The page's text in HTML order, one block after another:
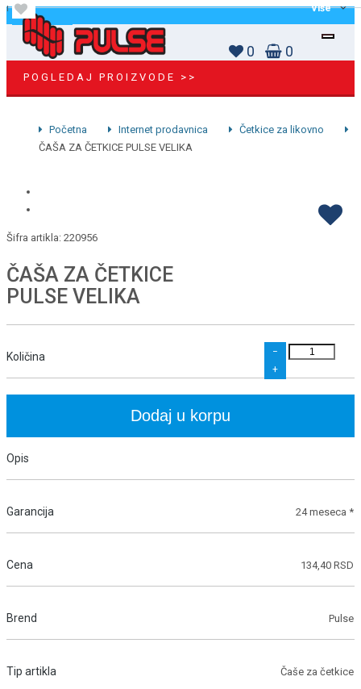
Više
0 0
POGLEDAJ PROIZVODE >>
Početna Internet prodavnica
Četkice za likovno
ČAŠA ZA ČETKICE PULSE VELIKA
Šifra artikla: 220956
ČAŠA ZA ČETKICE
PULSE VELIKA
Količina
−
+
Dodaj u korpu
Opis
Garancija 24 meseca *
Cena 134,40 RSD
Brend Pulse
Tip artikla Čaše za četkice